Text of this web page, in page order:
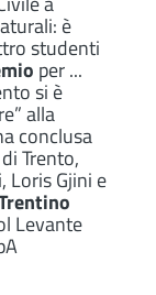
è
studenti
per ...
si è
alla
conclusa
Trento,
Loris Gjini e
Levante